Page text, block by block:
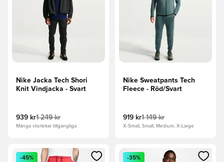
Nike Jacka Tech Shori
Knit Vindjacka - Svart
939 kr1 249 kr
Många storlekar tillgängliga
Nike Sweatpants Tech
Fleece - Röd/Svart
919 kr1 149 kr
X-Small, Small, Medium, X-Large
Öppnar en Modal för att logga in eller registrera dig som
-45%
Öppnar en Modal för att
-35%